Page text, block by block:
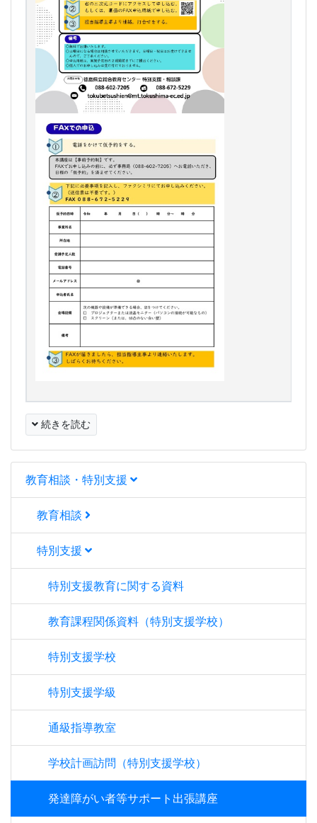
教育相談・特別支援
教育相談
特別支援
特別支援教育に関する資料
教育課程関係資料（特別支援学校）
特別支援学校
特別支援学級
通級指導教室
学校計画訪問（特別支援学校）
発達障がい者等サポート出張講座
続きを読む